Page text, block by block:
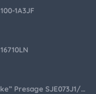
1A3JF
Seiko “Baby Snowflake” Presage SJE073J1/SARA015 Limited Edition